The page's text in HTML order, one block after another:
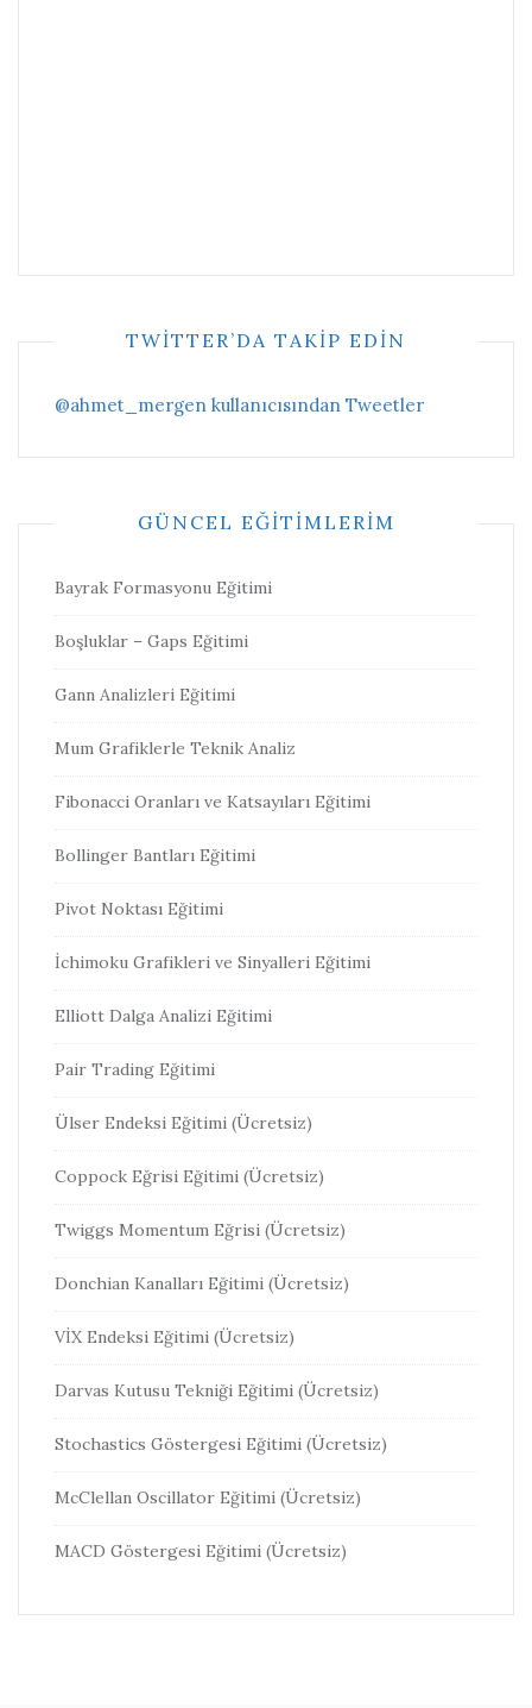
TWITTER’DA TAKIP EDIN
@ahmet_mergen kullanıcısından Tweetler
GÜNCEL EĞITIMLERIM
Bayrak Formasyonu Eğitimi
Boşluklar – Gaps Eğitimi
Gann Analizleri Eğitimi
Mum Grafiklerle Teknik Analiz
Fibonacci Oranları ve Katsayıları Eğitimi
Bollinger Bantları Eğitimi
Pivot Noktası Eğitimi
İchimoku Grafikleri ve Sinyalleri Eğitimi
Elliott Dalga Analizi Eğitimi
Pair Trading Eğitimi
Ülser Endeksi Eğitimi (Ücretsiz)
Coppock Eğrisi Eğitimi (Ücretsiz)
Twiggs Momentum Eğrisi (Ücretsiz)
Donchian Kanalları Eğitimi (Ücretsiz)
VİX Endeksi Eğitimi (Ücretsiz)
Darvas Kutusu Tekniği Eğitimi (Ücretsiz)
Stochastics Göstergesi Eğitimi (Ücretsiz)
McClellan Oscillator Eğitimi (Ücretsiz)
MACD Göstergesi Eğitimi (Ücretsiz)